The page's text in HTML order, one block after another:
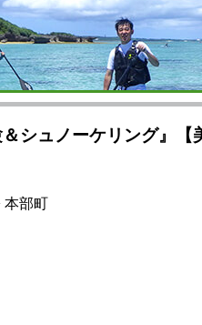
シュノーケリング』【
本部町